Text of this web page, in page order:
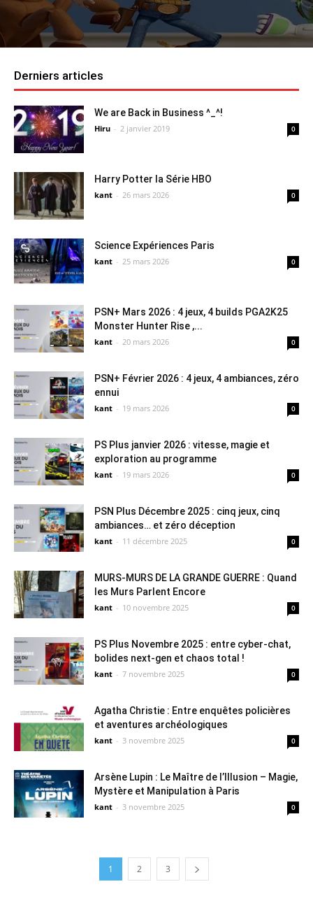
Derniers articles
We are Back in Business ^_^!
Hiru - 2 janvier 2019 0
Harry Potter la Série HBO
kant - 26 mars 2026 0
Science Expériences Paris
kant - 25 mars 2026 0
PSN+ Mars 2026 : 4 jeux, 4 builds PGA2K25
Monster Hunter Rise ,...
kant - 20 mars 2026 0
PSN+ Février 2026 : 4 jeux, 4 ambiances, zéro
ennui
kant - 19 mars 2026 0
PS Plus janvier 2026 : vitesse, magie et
exploration au programme
kant - 19 mars 2026 0
PSN Plus Décembre 2025 : cinq jeux, cinq
ambiances… et zéro déception
kant - 11 décembre 2025 0
MURS-MURS DE LA GRANDE GUERRE : Quand
les Murs Parlent Encore
kant - 10 novembre 2025 0
PS Plus Novembre 2025 : entre cyber-chat,
bolides next-gen et chaos total !
kant - 7 novembre 2025 0
Agatha Christie : Entre enquêtes policières
et aventures archéologiques
kant - 3 novembre 2025 0
Arsène Lupin : Le Maître de l’Illusion – Magie,
Mystère et Manipulation à Paris
kant - 3 novembre 2025 0
1 2 3